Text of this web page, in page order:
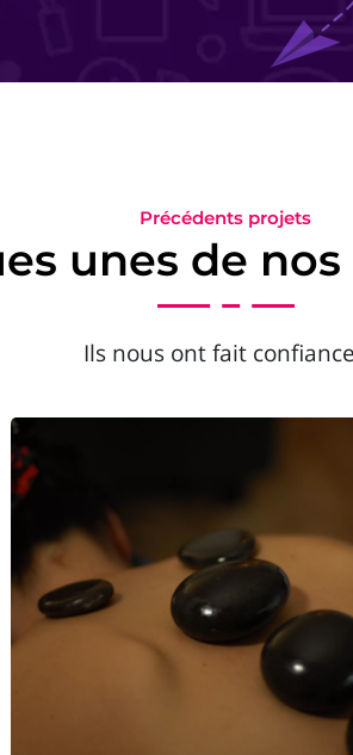
Précédents projets
unes de
Ils nous ont fait